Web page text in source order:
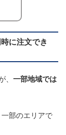
に注文でき
、 一部地域では
部のエリアで